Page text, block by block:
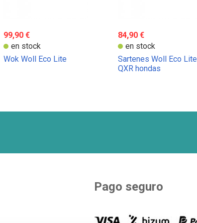
99,90 €
en stock
Wok Woll Eco Lite
84,90 €
en stock
Sartenes Woll Eco Lite
QXR hondas
Pago seguro